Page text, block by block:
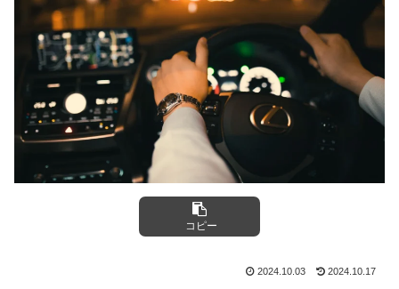
コピー
2024.10.03 2024.10.17